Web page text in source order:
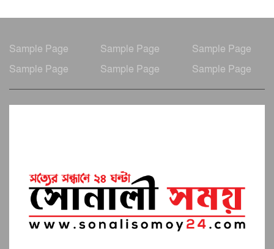
Sample Page Sample Page
Sample Page
Sample Page
Sample Page Sample Page